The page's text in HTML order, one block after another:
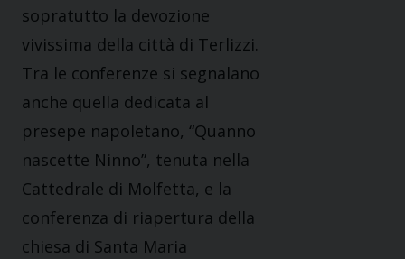
sopratutto la devozione
vivissima della città di Terlizzi.
Tra le conferenze si segnalano
anche quella dedicata al
presepe napoletano, “Quanno
nascette Ninno”, tenuta nella
Cattedrale di Molfetta, e la
conferenza di riapertura della
chiesa di Santa Maria